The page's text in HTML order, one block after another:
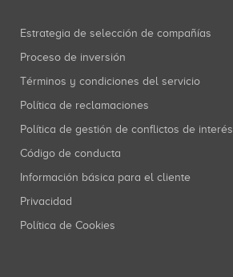
Estrategia de selección de compañías
Proceso de inversión
Términos y condiciones del servicio
Política de reclamaciones
Política de gestión de conflictos de interés
Código de conducta
Información básica para el cliente
Privacidad
Política de Cookies